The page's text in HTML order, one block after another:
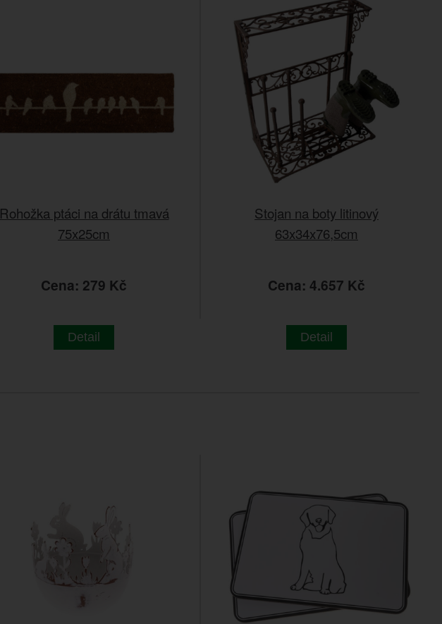
Rohožka ptáci na drátu tmavá
75x25cm
Cena: 279 Kč
Detail
Stojan na boty litinový
63x34x76,5cm
Cena: 4.657 Kč
Detail